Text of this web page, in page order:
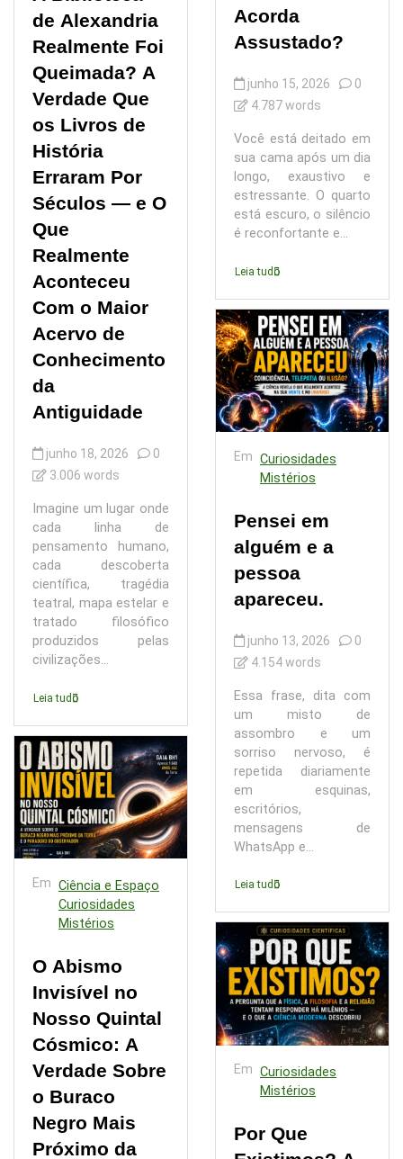
de Alexandria
Realmente Foi
Queimada? A
Verdade Que
os Livros de
História
Erraram Por
Séculos — e O
Que
Realmente
Aconteceu
Com o Maior
Acervo de
Conhecimento
da
Antiguidade
junho 18, 2026
0
3.006 words
Imagine um lugar onde
cada linha de
pensamento humano,
cada descoberta
científica, tragédia
teatral, mapa estelar e
tratado filosófico
produzidos pelas
civilizações...
Leia tudo
Em Ciência e Espaço
Curiosidades
Mistérios
O Abismo
Invisível no
Nosso Quintal
Cósmico: A
Verdade Sobre
o Buraco
Negro Mais
Próximo da
Acorda
Assustado?
junho 15, 2026
0
4.787 words
Você está deitado em
sua cama após um dia
longo, exaustivo e
estressante. O quarto
está escuro, o silêncio
é reconfortante e...
Leia tudo
Em Curiosidades
Mistérios
Pensei em
alguém e a
pessoa
apareceu.
junho 13, 2026
0
4.154 words
Essa frase, dita com
um misto de
assombro e um
sorriso nervoso, é
repetida diariamente
em esquinas,
escritórios,
mensagens de
WhatsApp e...
Leia tudo
Em Curiosidades
Mistérios
Por Que